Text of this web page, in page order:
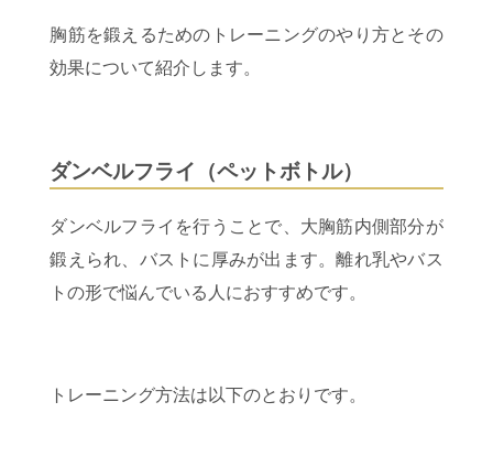
胸筋を鍛えるためのトレーニングのやり方とその
効果について紹介します。
ダンベルフライ（ペットボトル）
ダンベルフライを行うことで、大胸筋内側部分が
鍛えられ、バストに厚みが出ます。離れ乳やバス
トの形で悩んでいる人におすすめです。
トレーニング方法は以下のとおりです。